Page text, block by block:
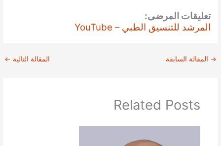
تعليقات المرضى:
المرشد للتنسيق الطبي – YouTube
→ المقالة السابقة المقالة التالية ←
Related Posts